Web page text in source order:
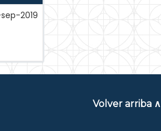
2019
Volver arriba ∧